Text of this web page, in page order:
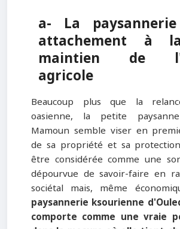
a- La
attachement à
maintien de
agricole
Beaucoup plus que la
oasienne, la petite
Mamoun semble viser en
de sa propriété et sa
être considérée comme une
dépourvue de savoir-faire en
sociétal mais, même
paysannerie ksourienne
comporte comme une vraie